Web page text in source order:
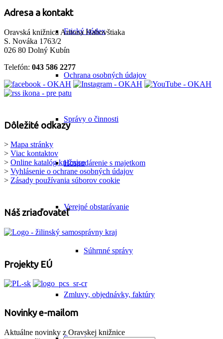
Etický kódex
Ochrana osobných údajov
Správy o činnosti
Hospodárenie s majetkom
Verejné obstarávanie
Súhrnné správy
Zmluvy, objednávky, faktúry
Adresa a kontakt
Oravská knižnica Antona Habovštiaka
S. Nováka 1763/2
026 80 Dolný Kubín
Telefón: 043 586 2277
Dôležité odkazy
> Mapa stránky
> Viac kontaktov
> Online katalóg knižnice
> Vyhlásenie o ochrane osobných údajov
> Zásady používania súborov cookie
Náš zriaďovateľ
Projekty EÚ
Novinky e-mailom
Aktuálne novinky z Oravskej knižnice